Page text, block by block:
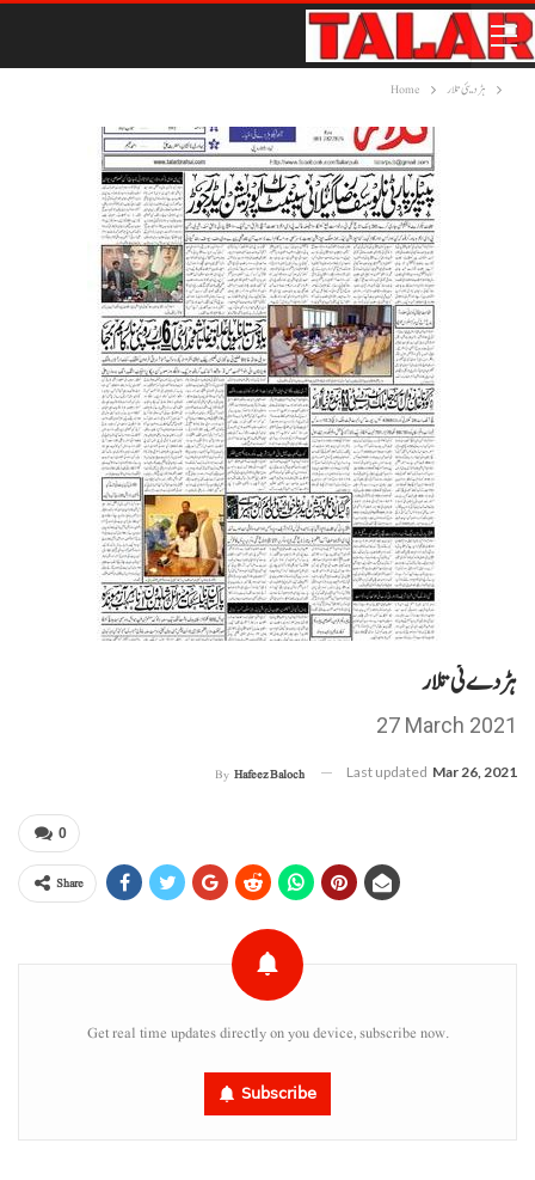
Home ہڑدیئی تلار
ہڑدے ئی تلار
27 March 2021
By Hafeez Baloch Last updated Mar 26, 2021
0
Share
Get real time updates directly on you device, subscribe now.
Subscribe